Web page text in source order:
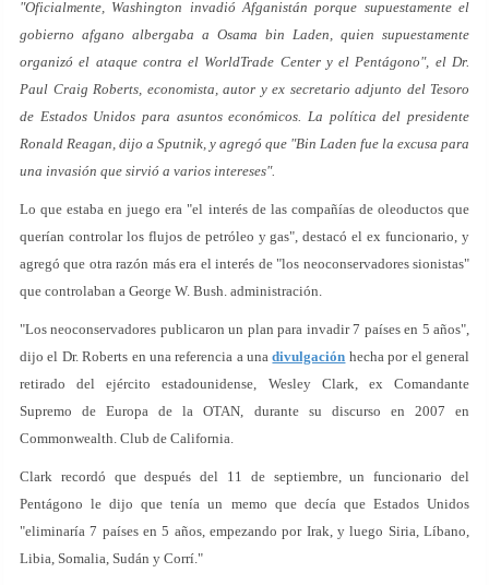
"Oficialmente, Washington invadió Afganistán porque supuestamente el
gobierno afgano albergaba a Osama bin Laden, quien supuestamente
organizó el ataque contra el WorldTrade Center y el Pentágono", el Dr.
Paul Craig Roberts, economista, autor y ex secretario adjunto del Tesoro
de Estados Unidos para asuntos económicos. La política del presidente
Ronald Reagan, dijo a Sputnik, y agregó que "Bin Laden fue la excusa para
una invasión que sirvió a varios intereses".
Lo que estaba en juego era "el interés de las compañías de oleoductos que
querían controlar los flujos de petróleo y gas", destacó el ex funcionario, y
agregó que otra razón más era el interés de "los neoconservadores sionistas"
que controlaban a George W. Bush. administración.
"Los neoconservadores publicaron un plan para invadir 7 países en 5 años",
dijo el Dr. Roberts en una referencia a unadivulgación hecha por el general
retirado del ejército estadounidense, Wesley Clark, ex Comandante
Supremo de Europa de la OTAN, durante su discurso en 2007 en
Commonwealth. Club de California.
Clark recordó que después del 11 de septiembre, un funcionario del
Pentágono le dijo que tenía un memo que decía que Estados Unidos
"eliminaría 7 países en 5 años, empezando por Irak, y luego Siria, Líbano,
Libia, Somalia, Sudán y Corrí."